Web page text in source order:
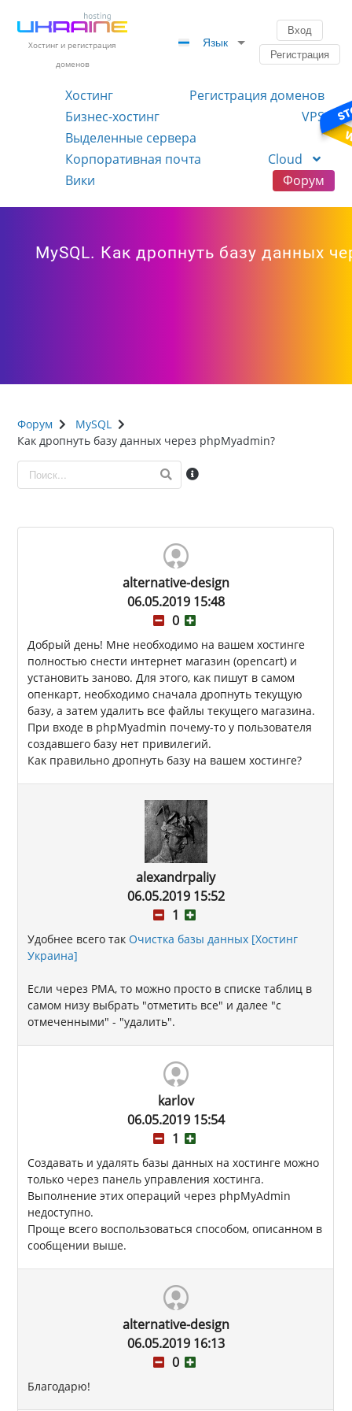
Хостинг и регистрация
доменов
Язык
Вход
Регистрация
Хостинг
Регистрация доменов
Бизнес-хостинг
VPS
Выделенные сервера
Корпоративная почта
Cloud
Вики
Форум
MySQL. Как дропнуть базу данных
Форум
MySQL
Как дропнуть базу данных через phpMyadmin?
alternative-design
06.05.2019 15:48
0
Добрый день! Мне необходимо на вашем хостинге
полностью снести интернет магазин (opencart) и
установить заново. Для этого, как пишут в самом
опенкарт, необходимо сначала дропнуть текущую
базу, а затем удалить все файлы текущего магазина.
При входе в phpMyadmin почему-то у пользователя
создавшего базу нет привилегий.
Как правильно дропнуть базу на вашем хостинге?
alexandrpaliy
06.05.2019 15:52
1
Удобнее всего такОчистка базы данных [Хостинг
Украина]
Если через PMA, то можно просто в списке таблиц в
самом низу выбрать "отметить все" и далее "с
отмеченными" - "удалить".
karlov
06.05.2019 15:54
1
Создавать и удалять базы данных на хостинге можно
только через панель управления хостинга.
Выполнение этих операций через phpMyAdmin
недоступно.
Проще всего воспользоваться способом, описанном в
сообщении выше.
alternative-design
06.05.2019 16:13
0
Благодарю!